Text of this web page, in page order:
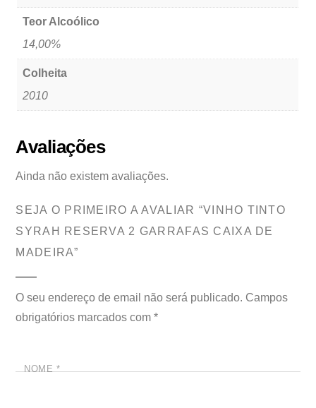
Teor Alcoólico
14,00%
Colheita
2010
Avaliações
Ainda não existem avaliações.
SEJA O PRIMEIRO A AVALIAR “VINHO TINTO
SYRAH RESERVA 2 GARRAFAS CAIXA DE
MADEIRA”
O seu endereço de email não será publicado. Campos
obrigatórios marcados com*
NOME*